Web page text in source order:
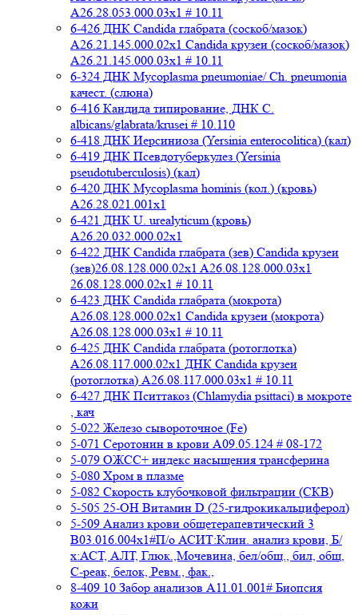
A26.28.053.000.03x1 # 10.11
6-426 ДНК Candida глабрата (соскоб/мазок)
A26.21.145.000.02x1 Candida крузеи (соскоб/мазок)
A26.21.145.000.03x1 # 10.11
6-324 ДНК Mycoplasma pneumoniae/ Ch. pneumonia
качест. (слюна)
6-416 Кандида типирование, ДНК C.
albicans/glabrata/krusei # 10.110
6-418 ДНК Иерсиниоза (Yersinia enterocolitica) (кал)
6-419 ДНК Псевдотуберкулез (Yersinia
pseudotuberculosis) (кал)
6-420 ДНК Mycoplasma hominis (кол.) (кровь)
A26.28.021.001x1
6-421 ДНК U. urealyticum (кровь)
A26.20.032.000.02х1
6-422 ДНК Candida глабрата (зев) Candida крузеи
(зев)26.08.128.000.02x1 A26.08.128.000.03x1
26.08.128.000.02x1 # 10.11
6-423 ДНК Candida глабрата (мокрота)
A26.08.128.000.02x1 Candida крузеи (мокрота)
A26.08.128.000.03x1 # 10.11
6-425 ДНК Candida глабрата (ротоглотка)
A26.08.117.000.02x1 ДНК Candida крузеи
(ротоглотка) A26.08.117.000.03x1 # 10.11
6-427 ДНК Пситтакоз (Chlamydia psittaci) в мокроте
, кач
5-022 Железо сывороточное (Fe)
5-071 Серотонин в крови A09.05.124 # 08-172
5-079 ОЖСС+ индекс насыщения трансферина
5-080 Хром в плазме
5-082 Скорость клубочковой фильтрации (СКВ)
5-505 25-ОН Витамин D (25-гидрокикальциферол)
5-509 Анализ крови общетерапевтический 3
B03.016.004x1#П/о АСИТ:Клин. анализ крови, Б/
х:АСТ, АЛТ, Глюк.,Мочевина, бел/общ., бил, общ,
C-реак, белок, Ревм., фак.,
8-409 10 Забор анализов A11.01.001# Биопсия
кожи